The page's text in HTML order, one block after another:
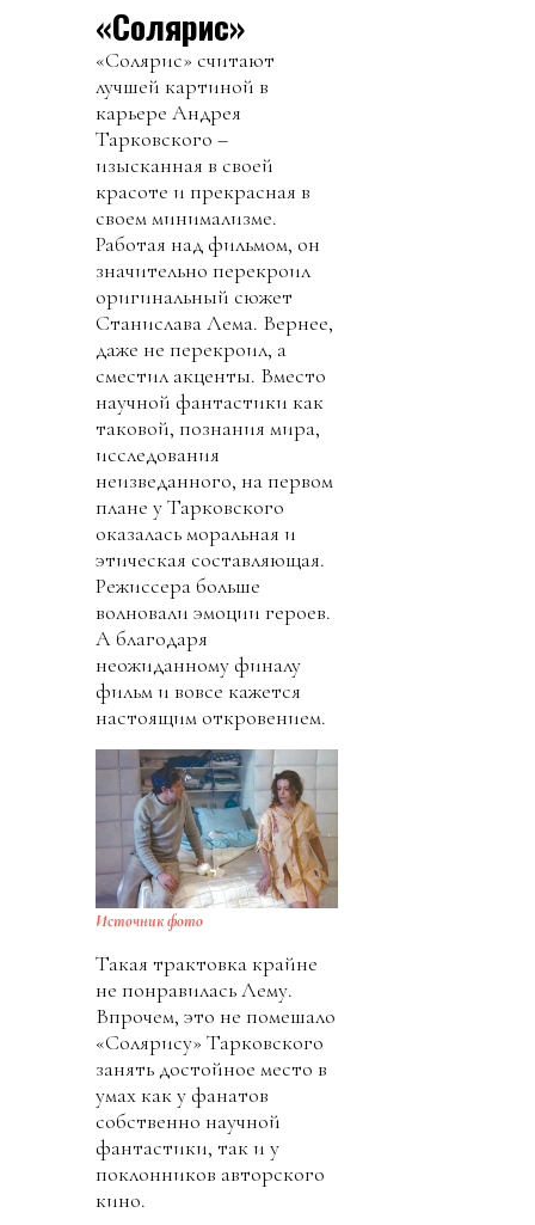
«Солярис»
«Солярис» считают
лучшей картиной в
карьере Андрея
Тарковского –
изысканная в своей
красоте и прекрасная в
своем минимализме.
Работая над фильмом, он
значительно перекроил
оригинальный сюжет
Станислава Лема. Вернее,
даже не перекроил, а
сместил акценты. Вместо
научной фантастики как
таковой, познания мира,
исследования
неизведанного, на первом
плане у Тарковского
оказалась моральная и
этическая составляющая.
Режиссера больше
волновали эмоции героев.
А благодаря
неожиданному финалу
фильм и вовсе кажется
настоящим откровением.
Источник фото
Такая трактовка крайне
не понравилась Лему.
Впрочем, это не помешало
«Солярису» Тарковского
занять достойное место в
умах как у фанатов
собственно научной
фантастики, так и у
поклонников авторского
кино.